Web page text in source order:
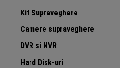
Kit Supraveghere
Camere supraveghere
DVR si NVR
Hard Disk-uri